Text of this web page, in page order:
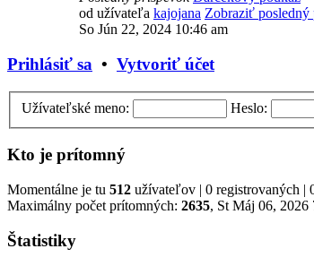
od užívateľa kajojana Zobraziť posledný
So Jún 22, 2024 10:46 am
Prihlásiť sa • Vytvoriť účet
Užívateľské meno: Heslo:
Kto je prítomný
Momentálne je tu 512 užívateľov | 0 registrovaných |
Maximálny počet prítomných: 2635, St Máj 06, 2026
Štatistiky